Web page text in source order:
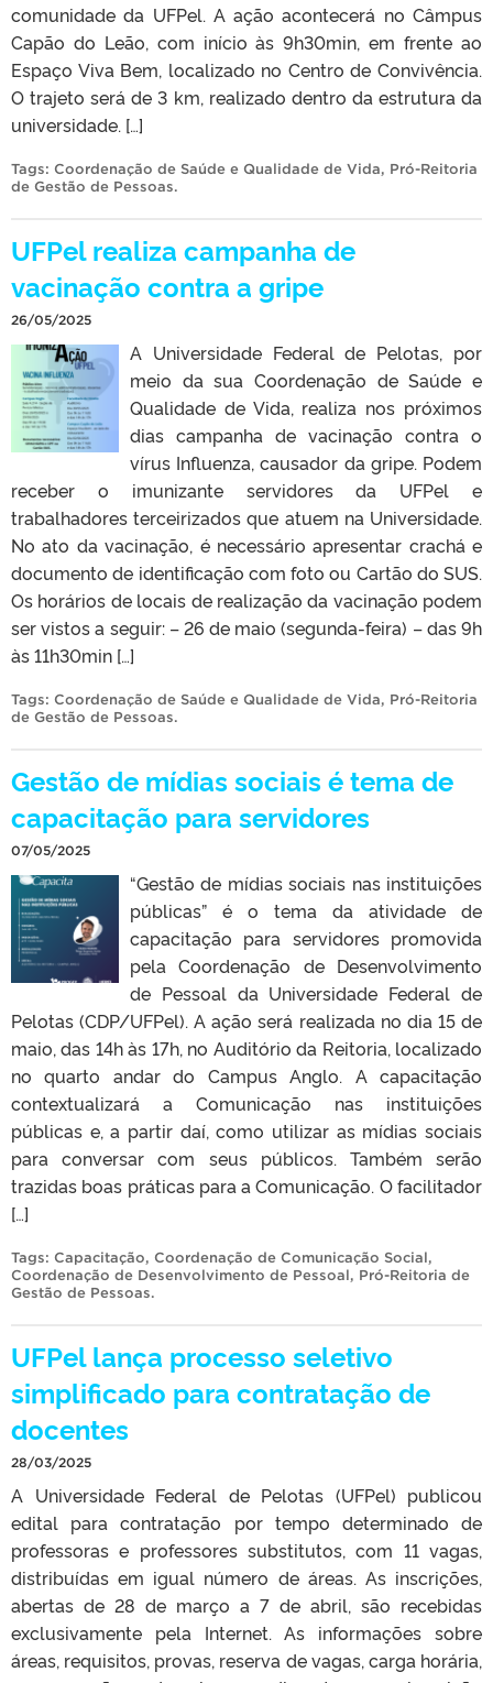
comunidade da UFPel. A ação acontecerá no Câmpus
Capão do Leão, com início às 9h30min, em frente ao
Espaço Viva Bem, localizado no Centro de Convivência.
O trajeto será de 3 km, realizado dentro da estrutura da
universidade. […]
Tags: Coordenação de Saúde e Qualidade de Vida, Pró-Reitoria
de Gestão de Pessoas.
UFPel realiza campanha de
vacinação contra a gripe
26/05/2025
A Universidade Federal de Pelotas, por
meio da sua Coordenação de Saúde e
Qualidade de Vida, realiza nos próximos
dias campanha de vacinação contra o
vírus Influenza, causador da gripe. Podem
receber o imunizante servidores da UFPel e
trabalhadores terceirizados que atuem na Universidade.
No ato da vacinação, é necessário apresentar crachá e
documento de identificação com foto ou Cartão do SUS.
Os horários de locais de realização da vacinação podem
ser vistos a seguir: – 26 de maio (segunda-feira) – das 9h
às 11h30min […]
Tags: Coordenação de Saúde e Qualidade de Vida, Pró-Reitoria
de Gestão de Pessoas.
Gestão de mídias sociais é tema de
capacitação para servidores
07/05/2025
“Gestão de mídias sociais nas instituições
públicas” é o tema da atividade de
capacitação para servidores promovida
pela Coordenação de Desenvolvimento
de Pessoal da Universidade Federal de
Pelotas (CDP/UFPel). A ação será realizada no dia 15 de
maio, das 14h às 17h, no Auditório da Reitoria, localizado
no quarto andar do Campus Anglo. A capacitação
contextualizará a Comunicação nas instituições
públicas e, a partir daí, como utilizar as mídias sociais
para conversar com seus públicos. Também serão
trazidas boas práticas para a Comunicação. O facilitador
[…]
Tags: Capacitação, Coordenação de Comunicação Social,
Coordenação de Desenvolvimento de Pessoal, Pró-Reitoria de
Gestão de Pessoas.
UFPel lança processo seletivo
simplificado para contratação de
docentes
28/03/2025
A Universidade Federal de Pelotas (UFPel) publicou
edital para contratação por tempo determinado de
professoras e professores substitutos, com 11 vagas,
distribuídas em igual número de áreas. As inscrições,
abertas de 28 de março a 7 de abril, são recebidas
exclusivamente pela Internet. As informações sobre
áreas, requisitos, provas, reserva de vagas, carga horária,